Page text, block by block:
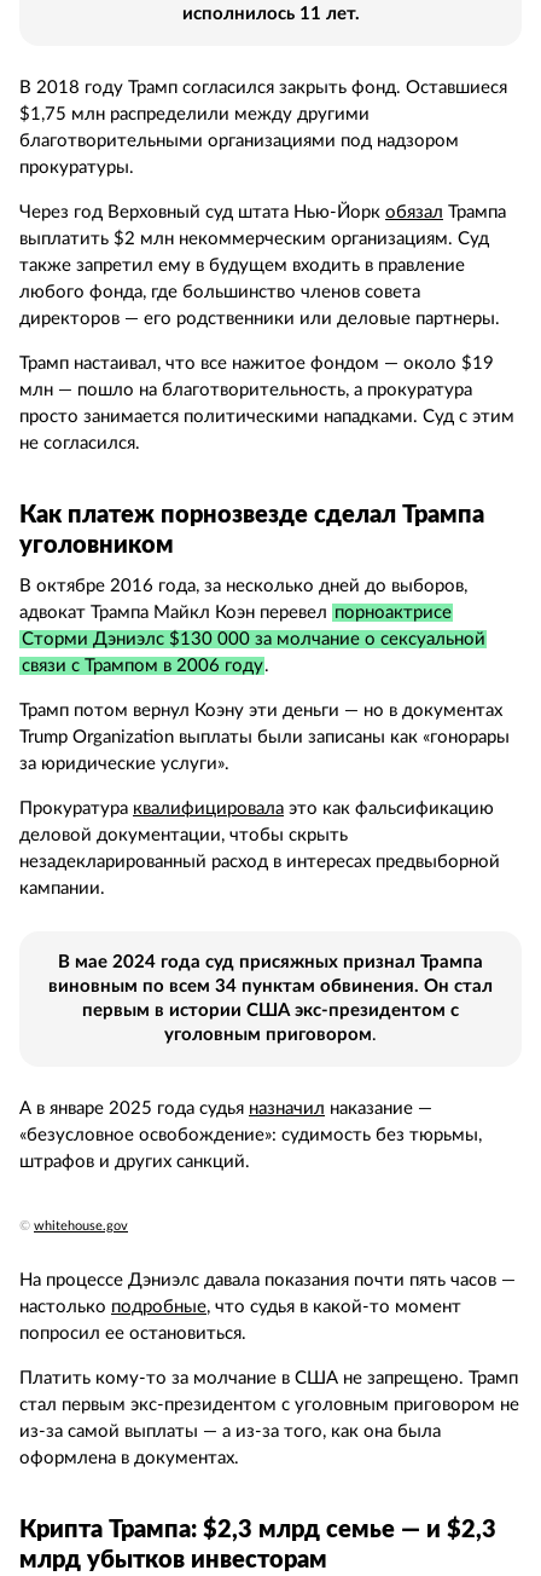
исполнилось 11 лет.
В 2018 году Трамп согласился закрыть фонд. Оставшиеся
$1,75 млн распределили между другими
благотворительными организациями под надзором
прокуратуры.
Через год Верховный суд штата Нью-Йорк обязал Трампа
выплатить $2 млн некоммерческим организациям. Суд
также запретил ему в будущем входить в правление
любого фонда, где большинство членов совета
директоров — его родственники или деловые партнеры.
Трамп настаивал, что все нажитое фондом — около $19
млн — пошло на благотворительность, а прокуратура
просто занимается политическими нападками. Суд с этим
не согласился.
Как платеж порнозвезде сделал Трампа
уголовником
В октябре 2016 года, за несколько дней до выборов,
адвокат Трампа Майкл Коэн перевел порноактрисе
Сторми Дэниэлс $130 000 за молчание о сексуальной
связи с Трампом в 2006 году.
Трамп потом вернул Коэну эти деньги — но в документах
Trump Organization выплаты были записаны как «гонорары
за юридические услуги».
Прокуратура квалифицировала это как фальсификацию
деловой документации, чтобы скрыть
незадекларированный расход в интересах предвыборной
кампании.
В мае 2024 года суд присяжных признал Трампа
виновным по всем 34 пунктам обвинения. Он стал
первым в истории США экс-президентом с
уголовным приговором.
А в январе 2025 года судья назначил наказание —
«безусловное освобождение»: судимость без тюрьмы,
штрафов и других санкций.
© whitehouse.gov
На процессе Дэниэлс давала показания почти пять часов —
настолько подробные, что судья в какой-то момент
попросил ее остановиться.
Платить кому-то за молчание в США не запрещено. Трамп
стал первым экс-президентом с уголовным приговором не
из-за самой выплаты — а из-за того, как она была
оформлена в документах.
Крипта Трампа: $2,3 млрд семье — и $2,3
млрд убытков инвесторам